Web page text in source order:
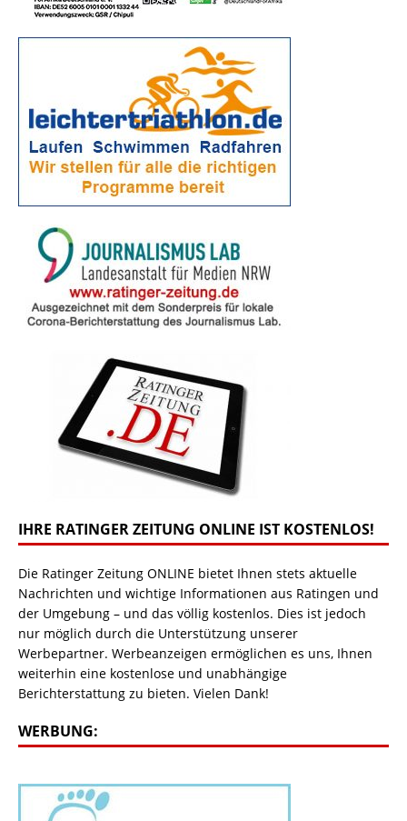
IHRE RATINGER ZEITUNG ONLINE IST KOSTENLOS!
Die Ratinger Zeitung ONLINE bietet Ihnen stets aktuelle
Nachrichten und wichtige Informationen aus Ratingen und
der Umgebung – und das völlig kostenlos. Dies ist jedoch
nur möglich durch die Unterstützung unserer
Werbepartner. Werbeanzeigen ermöglichen es uns, Ihnen
weiterhin eine kostenlose und unabhängige
Berichterstattung zu bieten. Vielen Dank!
WERBUNG: